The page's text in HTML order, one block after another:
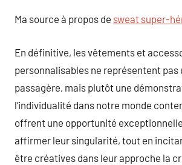
Ma source à propos de sweat super-
En définitive, les vêtements et
personnalisables ne représentent pas
passagère, mais plutôt une
l’individualité dans notre monde
offrent une opportunité
affirmer leur singularité, tout en
être créatives dans leur approche la